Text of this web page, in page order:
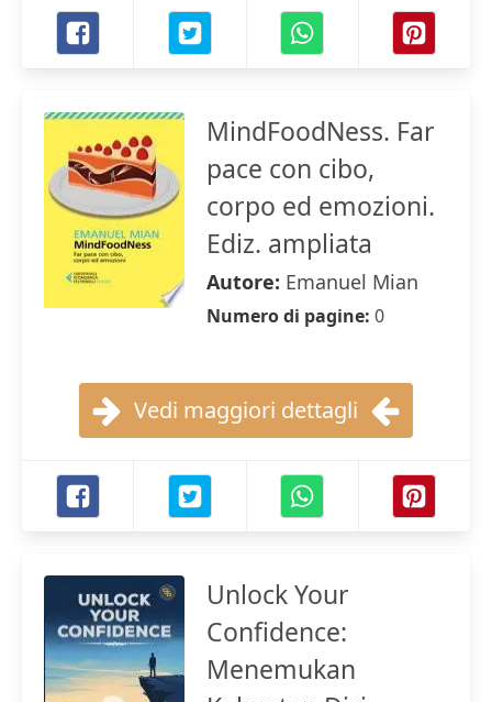
MindFoodNess. Far
pace con cibo,
corpo ed emozioni.
Ediz. ampliata
Autore: Emanuel Mian
Numero di pagine: 0
Vedi maggiori dettagli
Unlock Your
Confidence:
Menemukan